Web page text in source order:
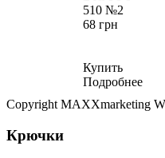
510 №2
68 грн
Купить
Подробнее
Copyright MAXXmarketing
Крючки